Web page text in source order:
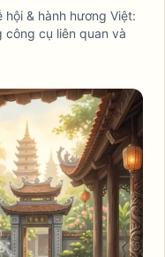
& hành hương Việt:
cụ liên quan và